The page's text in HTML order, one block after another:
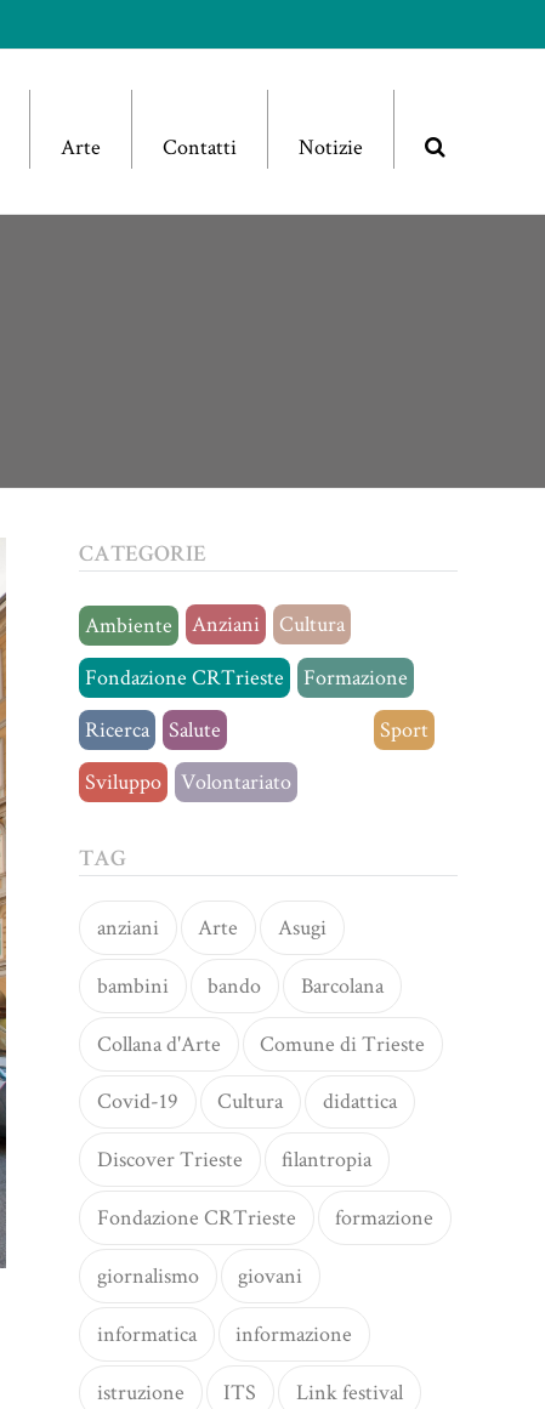
Arte Contatti Notizie
CATEGORIE
Ambiente Anziani
Cultura
Fondazione CRTrieste
Formazione
Ricerca
Salute
Sport
Sviluppo
Volontariato
TAG
anziani Arte Asugi
bambini bando Barcolana
Collana d'Arte Comune di Trieste
Covid-19 Cultura didattica
Discover Trieste filantropia
Fondazione CRTrieste formazione
giornalismo giovani
informatica informazione
istruzione ITS Link festival